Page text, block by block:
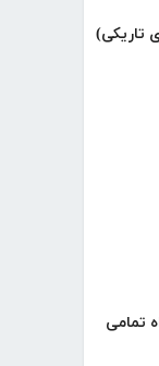
تاریکی)
تمامی